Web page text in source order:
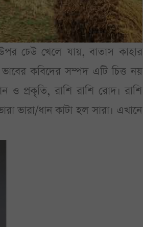
ঢেউ খেলে যায়, বাতাস কাহার
কবিদের সম্পদ এটি চিত্ত নয়
ও প্রকৃতি, রাশি রাশি রোদ। রাশি
ভারা/ধান কাটা হল সারা। এখানে